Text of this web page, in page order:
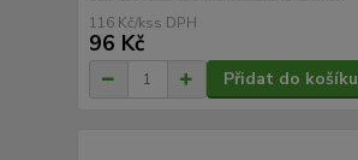
116 Kč/ks
96 Kč
Přidat do košíku